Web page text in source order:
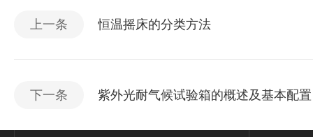
上一条 恒温摇床的分类方法
下一条 紫外光耐气候试验箱的概述及基本配置